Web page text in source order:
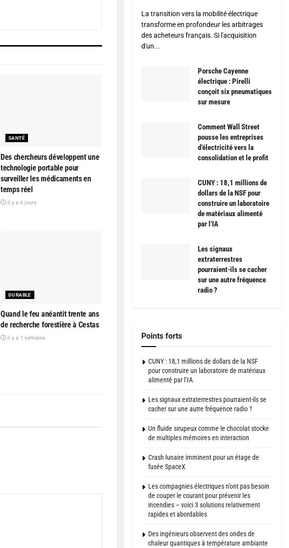
SANTÉ
Des chercheurs développent une
technologie portable pour
surveiller les médicaments en
temps réel
il y a 6 jours
DURABLE
Quand le feu anéantit trente ans
de recherche forestière à Cestas
il y a 1 semaine
La transition vers la mobilité électrique
transforme en profondeur les arbitrages
des acheteurs français. Si l'acquisition
d'un...
Porsche Cayenne
électrique : Pirelli
conçoit six pneumatiques
sur mesure
Comment Wall Street
pousse les entreprises
d’électricité vers la
consolidation et le profit
CUNY : 18,1 millions de
dollars de la NSF pour
construire un laboratoire
de matériaux alimenté
par l’IA
Les signaux
extraterrestres
pourraient-ils se cacher
sur une autre fréquence
radio ?
Points forts
CUNY : 18,1 millions de dollars de la NSF
pour construire un laboratoire de matériaux
alimenté par l’IA
Les signaux extraterrestres pourraient-ils se
cacher sur une autre fréquence radio ?
Un fluide sirupeux comme le chocolat stocke
de multiples mémoires en interaction
Crash lunaire imminent pour un étage de
fusée SpaceX
Les compagnies électriques n’ont pas besoin
de couper le courant pour prévenir les
incendies – voici 3 solutions relativement
rapides et abordables
Des ingénieurs observent des ondes de
chaleur quantiques à température ambiante